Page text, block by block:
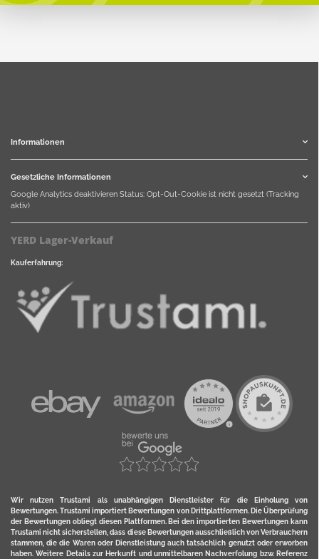
Informationen
Gesetzliche Informationen
Google Analytics deaktivieren Status: Opt-Out-Cookie ist nicht gesetzt (Tracking
aktiv)
YERD Lager-Verkauf
Kauferfahrung:
Wir nutzen Trustami als unabhängigen Dienstleister für die Einholung von
Bewertungen. Trustami importiert Bewertungen von Drittplattformen. Die Überprüfung
der Bewertungen obliegt diesen Plattformen. Bei den importierten Bewertungen kann
Trustami nicht sicherstellen, dass diese Bewertungen ausschließlich von Verbrauchern
stammen, die die Waren oder Dienstleistung auch tatsächlich genutzt oder erworben
haben. Weitere Details zur Herkunft und unmittelbaren Nachverfolung bzw. Referenz